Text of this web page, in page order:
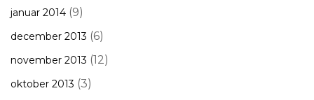
januar 2014 (9)
december 2013 (6)
november 2013 (12)
oktober 2013 (3)